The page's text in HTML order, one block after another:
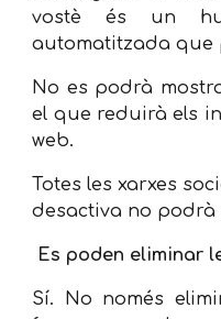
vostè és un
automatitzada que
No es podrà
el que reduirà els
web.
Totes les xarxes
desactiva no podrà
Es poden eliminar
Sí. No només